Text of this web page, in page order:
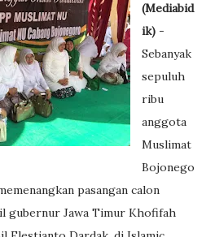
(Mediabid
ik) -
Sebanyak
sepuluh
ribu
anggota
Muslimat
Bojonego
pasangan calon
gubernur Jawa Timur Khofifah